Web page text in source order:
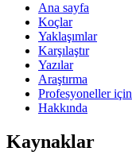
Ana sayfa
Koçlar
Yaklaşımlar
Karşılaştır
Yazılar
Araştırma
Profesyoneller için
Hakkında
Kaynaklar